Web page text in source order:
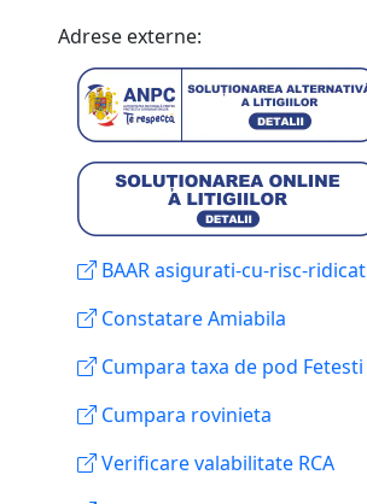
Adrese externe:
BAAR asigurati-cu-risc-ridicat
Constatare Amiabila
Cumpara taxa de pod Fetesti
Cumpara rovinieta
Verificare valabilitate RCA